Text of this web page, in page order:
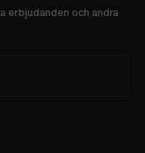
erbjudanden och andra